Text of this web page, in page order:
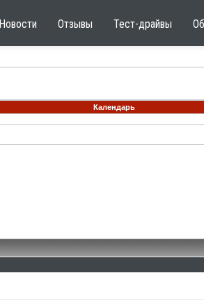
Новости Отзывы Тест-драйвы
Календарь